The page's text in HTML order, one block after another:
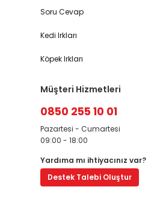
Soru Cevap
Kedi Irkları
Köpek Irkları
Müşteri Hizmetleri
0850 255 10 01
Pazartesi - Cumartesi
09:00 - 18:00
Yardıma mı ihtiyacınız var?
Destek Talebi Oluştur